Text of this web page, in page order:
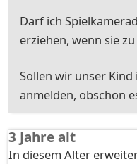
Darf ich
erziehen, wenn sie
Sollen wir unser
anmelden, obschon
3 Jahre alt
In diesem Alter